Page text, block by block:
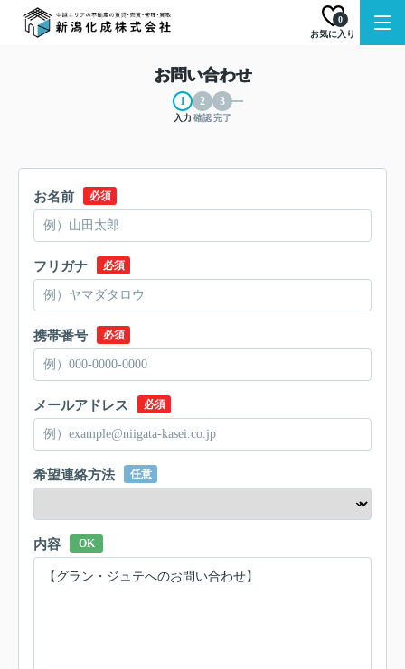
お気に入り
0
お問い合わせ
入力 確認完了
お名前 必須
フリガナ 必須
携帯番号 必須
メールアドレス 必須
希望連絡方法 任意
内容 OK